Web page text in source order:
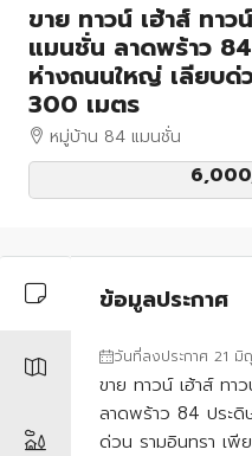
ขาย ทาวน์ เฮ้าส์ ทา
แมนชั่น ลาดพร้าว
ห่างถนนใหญ่ เลียบด่
300 เมตร
หมู่บ้าน 84 แมนชั่น
ข้อมูลประกาศ
วันที่ลงประกาศ 21 มิ
ขาย ทาวน์ เฮ้าส์ ท
ลาดพร้าว 84 ประ
ด่วน รามอินทรา เพี